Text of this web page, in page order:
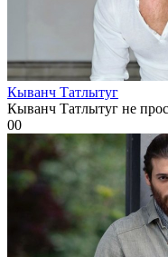
Кыванч Татлытуг
Кыванч Татлытуг не
00